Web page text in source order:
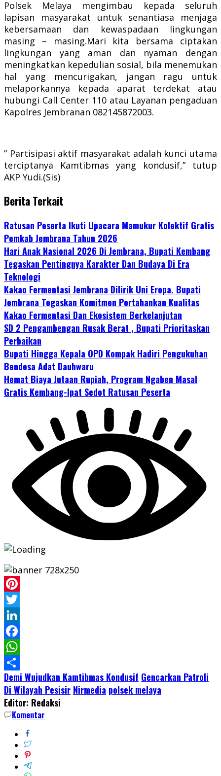
Polsek Melaya mengimbau kepada seluruh
lapisan masyarakat untuk senantiasa menjaga
kebersamaan dan kewaspadaan lingkungan
masing – masing.Mari kita bersama ciptakan
lingkungan yang aman dan nyaman dengan
meningkatkan kepedulian sosial, bila menemukan
hal yang mencurigakan, jangan ragu untuk
melaporkannya kepada aparat terdekat atau
hubungi Call Center 110 atau Layanan pengaduan
Kapolres Jembranan 082145872003.
” Partisipasi aktif masyarakat adalah kunci utama
terciptanya Kamtibmas yang kondusif,” tutup
AKP Yudi.(Sis)
Berita Terkait
Ratusan Peserta Ikuti Upacara Mamukur Kolektif Gratis
Pemkab Jembrana Tahun 2026
Hari Anak Nasional 2026 Di Jembrana, Bupati Kembang
Tegaskan Pentingnya Karakter Dan Budaya Di Era
Teknologi
Kakao Fermentasi Jembrana Dilirik Uni Eropa. Bupati
Jembrana Tegaskan Komitmen Pertahankan Kualitas
Kakao Fermentasi Dan Ekosistem Berkelanjutan
SD 2 Pengambengan Rusak Berat , Bupati Prioritaskan
Perbaikan
Bupati Hingga Kepala OPD Kompak Hadiri Pengukuhan
Bendesa Adat Dauhwaru
Hemat Biaya Jutaan Rupiah, Program Ngaben Masal
Gratis Kembang-Ipat Sedot Ratusan Peserta
Pinterest
Twitter
LinkedIn
Facebook
WhatsApp
Share
Demi Wujudkan Kamtibmas Kondusif Gencarkan Patroli
Di Wilayah Pesisir Nirmedia polsek melaya
Editor: Redaksi
Komentar